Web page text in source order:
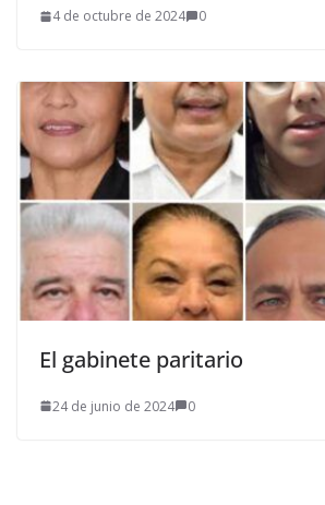
4 de octubre de 2024 0
El gabinete paritario
24 de junio de 2024 0